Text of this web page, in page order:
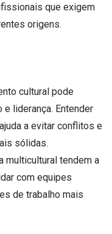
que exigem
origens.
cultural pode
liderança. Entender
a evitar conflitos e
sólidas.
multicultural tendem a
com equipes
de trabalho mais